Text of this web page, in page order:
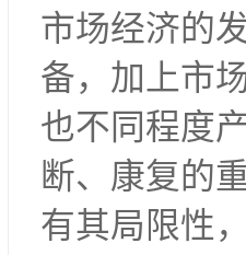
市场经济的
备，加上市
也不同程度
断、康复的
有其局限性